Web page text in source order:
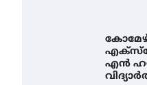
എൻ